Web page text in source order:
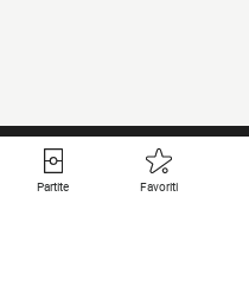
Partite Favoriti